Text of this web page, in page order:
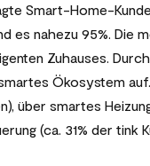
Smart-Home-
es nahezu 95%. Die
Zuhauses.
Ökosystem
über smartes
(ca. 31% der tink